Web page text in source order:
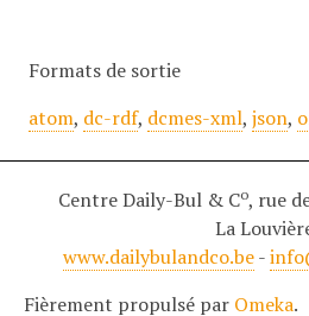
Formats de sortie
atom, dc-rdf, dcmes-xml, json,
Centre Daily-Bul & Co, rue
La
www.dailybulandco.be-
Fièrement propulsé par Omeka.